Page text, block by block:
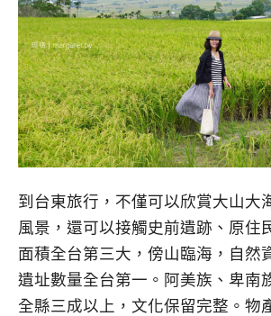
到台東旅行，不僅可以欣賞大山大
風景，還可以接觸史前遺跡、原住
面積全台第三大，傍山臨海，自然
遺址數量全台第一。阿美族、卑南
全縣三成以上，文化保留完整。物